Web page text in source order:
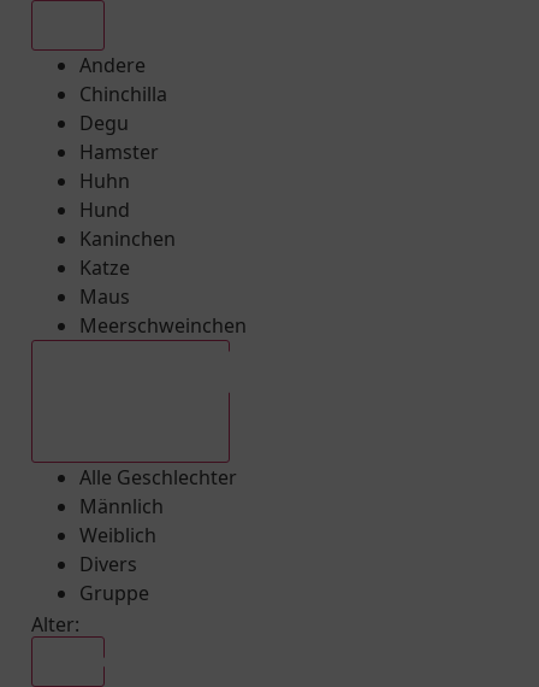
Andere
Chinchilla
Degu
Hamster
Huhn
Hund
Kaninchen
Katze
Maus
Meerschweinchen
Alle Geschlechter
Männlich
Weiblich
Divers
Gruppe
Alter: